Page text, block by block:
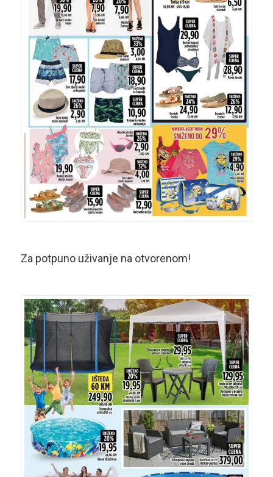
Za potpuno uživanje na otvorenom!